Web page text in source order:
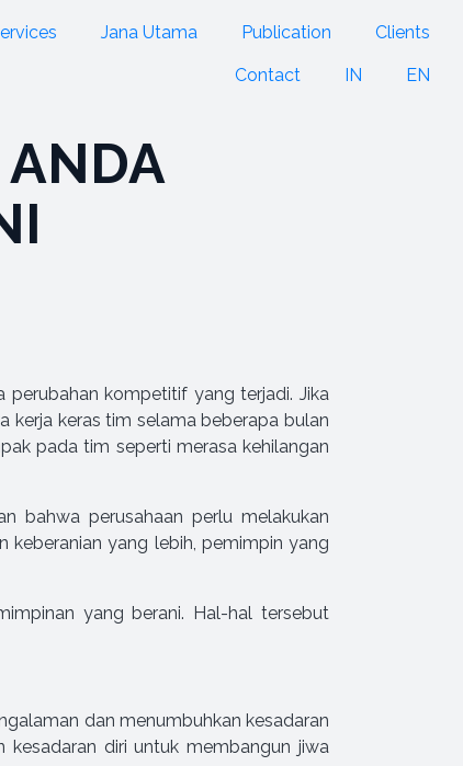
Jana Utama Publication Clients
Contact IN EN
perubahan kompetitif yang terjadi. Jika
kerja keras tim selama beberapa bulan
pada tim seperti merasa kehilangan
bahwa perusahaan perlu melakukan
keberanian yang lebih, pemimpin yang
yang berani. Hal-hal tersebut
dan menumbuhkan kesadaran
diri untuk membangun jiwa